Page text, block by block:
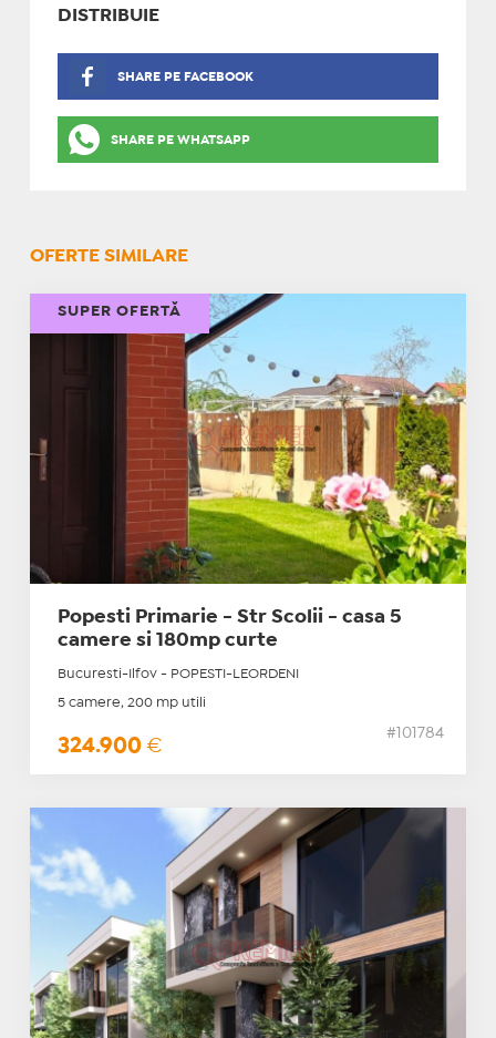
DISTRIBUIE
SHARE PE FACEBOOK
SHARE PE WHATSAPP
OFERTE SIMILARE
Popesti Primarie - Str Scolii - casa 5
camere si 180mp curte
Bucuresti-Ilfov - POPESTI-LEORDENI
5 camere, 200 mp utili
324.900 €
#101784
SUPER OFERTĂ